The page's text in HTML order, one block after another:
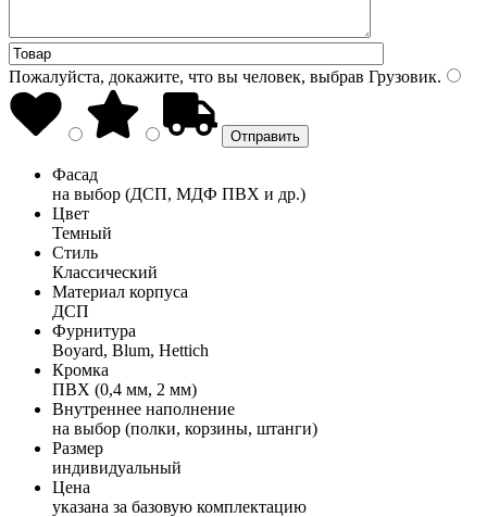
Пожалуйста, докажите, что вы человек, выбрав Грузовик.
Фасад
на выбор (ДСП, МДФ ПВХ и др.)
Цвет
Темный
Стиль
Классический
Материал корпуса
ДСП
Фурнитура
Boyard, Blum, Hettich
Кромка
ПВХ (0,4 мм, 2 мм)
Внутреннее наполнение
на выбор (полки, корзины, штанги)
Размер
индивидуальный
Цена
указана за базовую комплектацию